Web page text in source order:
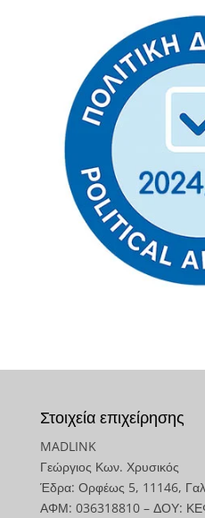
Στοιχεία επιχείρησης
MADLINK
Γεώργιος Κων. Χρυσικός
Έδρα: Ορφέως 5, 11146,
ΑΦΜ: 036318810 – ΔΟΥ: